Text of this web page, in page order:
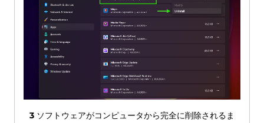
3ソフトウェアがコンピュータから完全に削除されるま